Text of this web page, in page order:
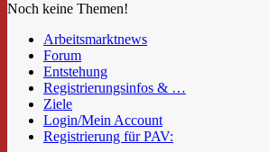
Noch keine Themen!
Arbeitsmarktnews
Forum
Entstehung
Registrierungsinfos & …
Ziele
Login/Mein Account
Registrierung für PAV: